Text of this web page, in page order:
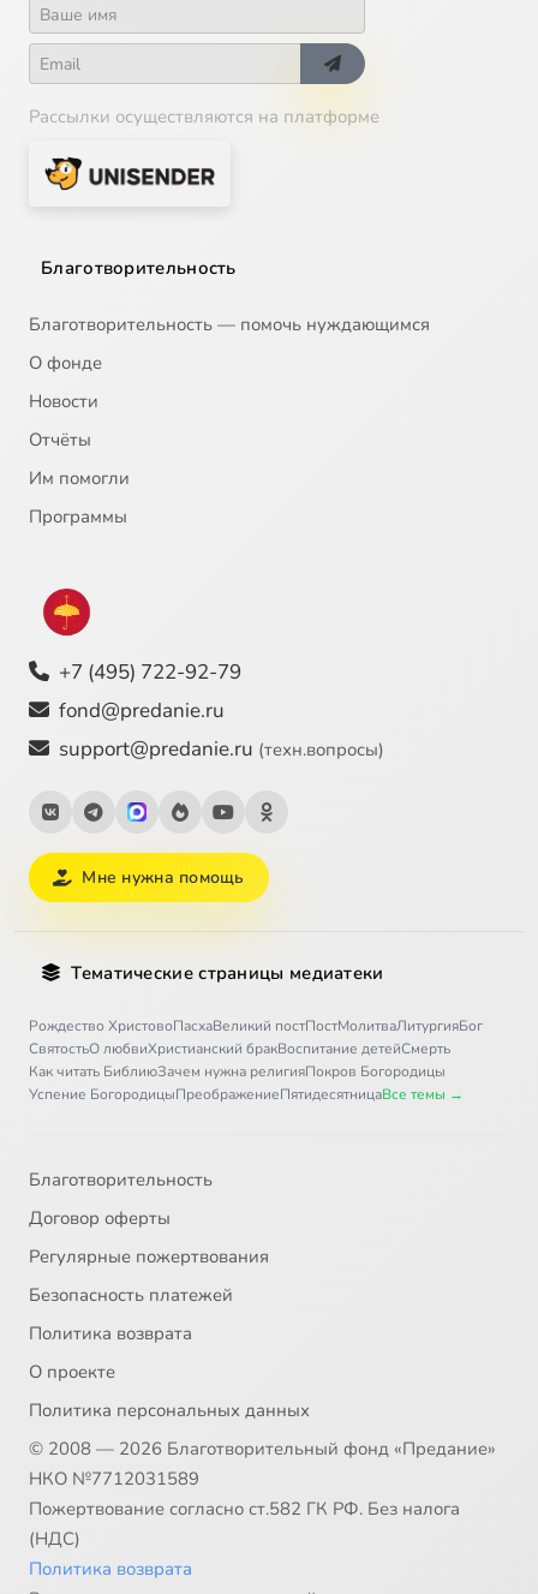
Рассылки осуществляются на платформе
Благотворительность
Благотворительность — помочь нуждающимся
О фонде
Новости
Отчёты
Им помогли
Программы
+7 (495) 722-92-79
fond@predanie.ru
support@predanie.ru (техн.вопросы)
Мне нужна помощь
Тематические страницы медиатеки
Рождество ХристовоПасхаВеликий постПостМолитваЛитургияБог
СвятостьО любвиХристианский бракВоспитание детейСмерть
Как читать БиблиюЗачем нужна религияПокров Богородицы
Успение БогородицыПреображениеПятидесятницаВсе темы →
Благотворительность
Договор оферты
Регулярные пожертвования
Безопасность платежей
Политика возврата
О проекте
Политика персональных данных
© 2008 — 2026 Благотворительный фонд «Предание»
НКО №7712031589
Пожертвование согласно ст.582 ГК РФ. Без налога
(НДС)
Политика возврата